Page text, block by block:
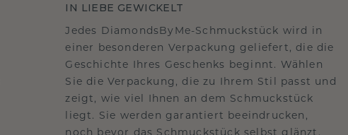
IN LIEBE GEWICKELT
Jedes DiamondsByMe-Schmuckstück wird in
einer besonderen Verpackung geliefert, die die
Geschichte Ihres Geschenks beginnt. Wählen
Sie die Verpackung, die zu Ihrem Stil passt und
zeigt, wie viel Ihnen an dem Schmuckstück
liegt. Sie werden garantiert beeindrucken,
noch bevor das Schmuckstück selbst glänzt.